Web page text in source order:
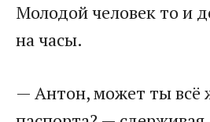
Молодой человек то и
на часы.
— Антон, может ты всё